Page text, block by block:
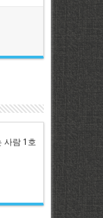
사람 1호